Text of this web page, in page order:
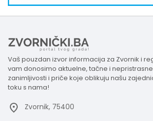
Vaš pouzdan izvor informacija za Zvornik i
vam donosimo aktuelne, tačne i
zanimljivosti i priče koje oblikuju našu
toku s nama!
Zvornik, 75400